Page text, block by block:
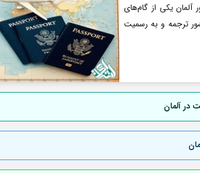
یکی از گام‌های
ترجمه و به رسمیت
در آلمان